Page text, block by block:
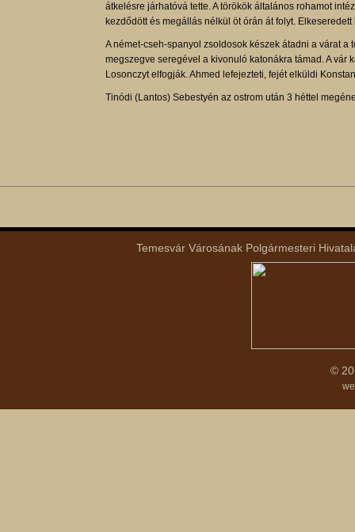
átkelésre járhatóvá tette. A törökök általános rohamot
kezdődött és megállás nélkül öt órán át folyt.
A német-cseh-spanyol zsoldosok készek átadni a várat
megszegve seregével a kivonuló katonákra támad. A
Losonczyt elfogják. Ahmed lefejezteti, fejét elküldi
Tinódi (Lantos) Sebestyén az ostrom után 3 héttel
Temesvár Városának Polgármesteri
©